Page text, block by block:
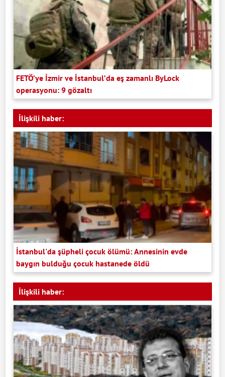
FETÖ’ye İzmir ve İstanbul’da eş zamanlı ByLock
operasyonu: 9 gözaltı
İlişkili haber:
İstanbul'da şüpheli çocuk ölümü: Annesinin evde
baygın bulduğu çocuk hastanede öldü
İlişkili haber: